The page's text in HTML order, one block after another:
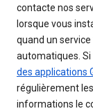
contacte nos
lorsque vous
quand un
automatiques.
des applications
régulièrement
informations le